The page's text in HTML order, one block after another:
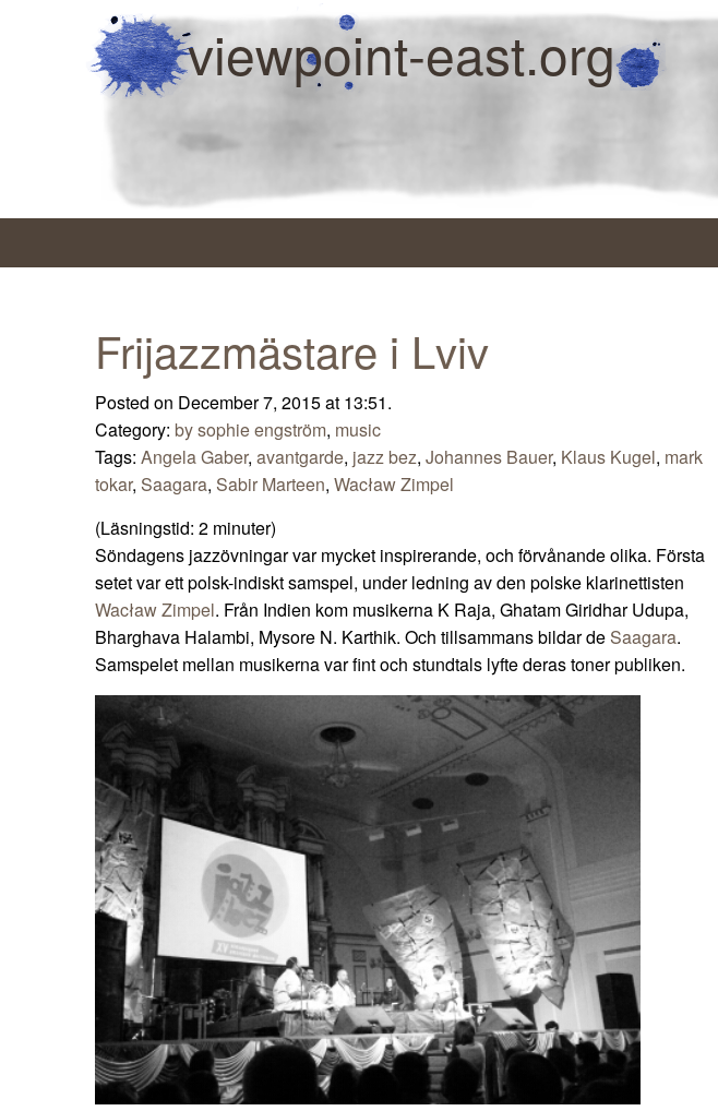
viewpoint-east.org
Frijazzmästare i Lviv
Posted on December 7, 2015 at 13:51.
Category: by sophie engström, music
Tags: Angela Gaber, avantgarde, jazz bez, Johannes Bauer, Klaus Kugel, mark
tokar, Saagara, Sabir Marteen, Wacław Zimpel
(Läsningstid: 2 minuter)
Söndagens jazzövningar var mycket inspirerande, och förvånande olika. Första
setet var ett polsk-indiskt samspel, under ledning av den polske klarinettisten
Wacław Zimpel. Från Indien kom musikerna K Raja, Ghatam Giridhar Udupa,
Bharghava Halambi, Mysore N. Karthik. Och tillsammans bildar de Saagara.
Samspelet mellan musikerna var fint och stundtals lyfte deras toner publiken.